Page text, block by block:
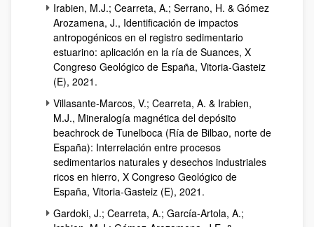
Irabien, M.J.; Cearreta, A.; Serrano, H. & Gómez
Arozamena, J., Identificación de impactos
antropogénicos en el registro sedimentario
estuarino: aplicación en la ría de Suances, X
Congreso Geológico de España, Vitoria-Gasteiz
(E), 2021.
Villasante-Marcos, V.; Cearreta, A. & Irabien,
M.J., Mineralogía magnética del depósito
beachrock de Tunelboca (Ría de Bilbao, norte de
España): Interrelación entre procesos
sedimentarios naturales y desechos industriales
ricos en hierro, X Congreso Geológico de
España, Vitoria-Gasteiz (E), 2021.
Gardoki, J.; Cearreta, A.; García-Artola, A.;